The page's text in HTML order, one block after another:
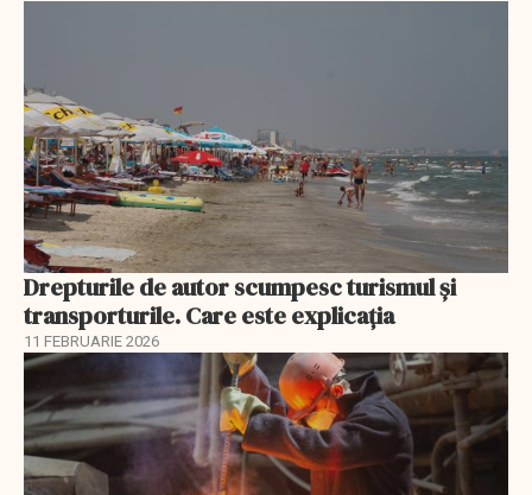
Drepturile de autor scumpesc turismul și
transporturile. Care este explicația
11 FEBRUARIE 2026